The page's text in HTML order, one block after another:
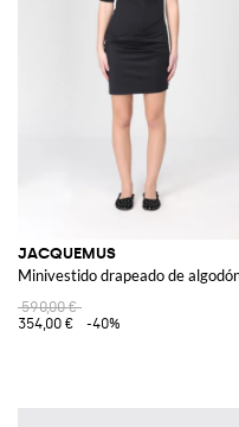
JACQUEMUS
Minivestido drapeado de
590,00 €
354,00 €
-40%